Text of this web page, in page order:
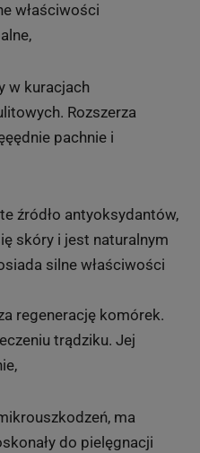
właściwości
w kuracjach
Rozszerza
pachnie i
źródło antyoksydantów,
skóry i jest naturalnym
silne właściwości
regenerację komórek.
trądziku. Jej
ma
do pielęgnacji